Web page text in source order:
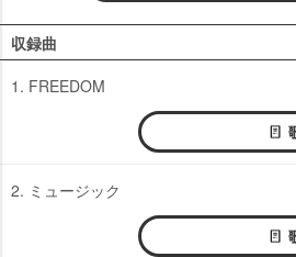
収録曲
1. FREEDOM
2. ミュージック